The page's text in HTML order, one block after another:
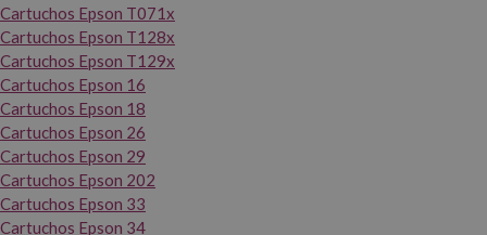
Cartuchos Epson T071x
Cartuchos Epson T128x
Cartuchos Epson T129x
Cartuchos Epson 16
Cartuchos Epson 18
Cartuchos Epson 26
Cartuchos Epson 29
Cartuchos Epson 202
Cartuchos Epson 33
Cartuchos Epson 34